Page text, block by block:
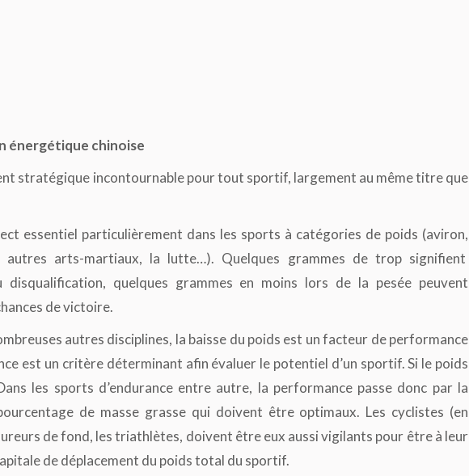
énergétique chinoise
stratégique incontournable pour tout sportif, largement au même titre que
essentiel particulièrement dans les sports à catégories de poids (aviron,
arts-martiaux, la lutte…). Quelques grammes de trop signifient
disqualification, quelques grammes en moins lors de la pesée peuvent
de victoire.
autres disciplines, la baisse du poids est un facteur de performance
est un critère déterminant afin évaluer le potentiel d’un sportif. Si le poids
les sports d’endurance entre autre, la performance passe donc par la
de masse grasse qui doivent être optimaux. Les cyclistes (en
de fond, les triathlètes, doivent être eux aussi vigilants pour être à leur
de déplacement du poids total du sportif.